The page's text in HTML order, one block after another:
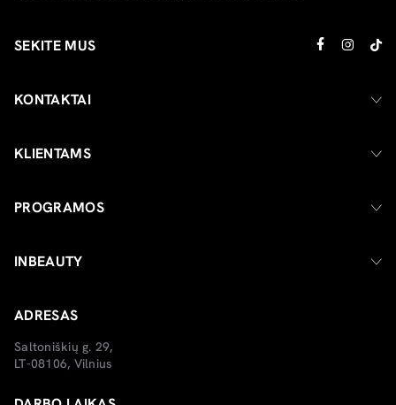
SEKITE MUS
KONTAKTAI
KLIENTAMS
PROGRAMOS
INBEAUTY
ADRESAS
Saltoniškių g. 29,
LT-08106, Vilnius